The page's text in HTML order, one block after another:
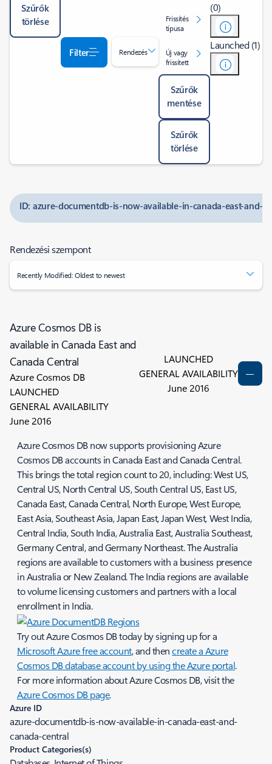
Szűrők
törlése
Filter Rendezés
Frissítés
típusa
Új vagy
frissített
Szűrők
mentése
Szűrők
törlése
(0)
Launched (1)
ID: azure-documentdb-is-now-available-in-canada-east-and-
Rendezési szempont
Recently Modified: Oldest to newest
Azure Cosmos DB is
available in Canada East and
Canada Central
Azure Cosmos DB
LAUNCHED
GENERAL AVAILABILITY
June 2016
LAUNCHED
GENERAL AVAILABILITY
June 2016
Azure Cosmos DB now supports provisioning Azure
Cosmos DB accounts in Canada East and Canada Central.
This brings the total region count to 20, including: West US,
Central US, North Central US, South Central US, East US,
Canada East, Canada Central, North Europe, West Europe,
East Asia, Southeast Asia, Japan East, Japan West, West India,
Central India, South India, Australia East, Australia Southeast,
Germany Central, and Germany Northeast. The Australia
regions are available to customers with a business presence
in Australia or New Zealand. The India regions are available
to volume licensing customers and partners with a local
enrollment in India.
Try out Azure Cosmos DB today by signing up for a
Microsoft Azure free account, and thencreate a Azure
Cosmos DB database account by using the Azure portal.
For more information about Azure Cosmos DB, visit the
Azure Cosmos DB page.
Azure ID
azure-documentdb-is-now-available-in-canada-east-and-
canada-central
Product Categories(s)